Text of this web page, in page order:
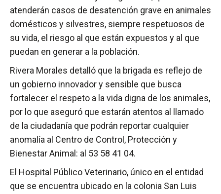
atenderán casos de desatención grave en animales
domésticos y silvestres, siempre respetuosos de
su vida, el riesgo al que están expuestos y al que
puedan en generar a la población.
Rivera Morales detalló que la brigada es reflejo de
un gobierno innovador y sensible que busca
fortalecer el respeto a la vida digna de los animales,
por lo que aseguró que estarán atentos al llamado
de la ciudadanía que podrán reportar cualquier
anomalía al Centro de Control, Protección y
Bienestar Animal: al 53 58 41 04.
El Hospital Público Veterinario, único en el entidad
que se encuentra ubicado en la colonia San Luis